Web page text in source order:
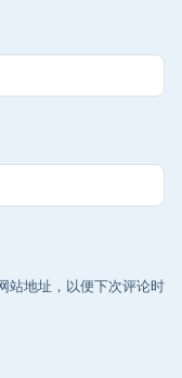
站地址，以便下次评论时